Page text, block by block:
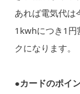
あれば電気代
1kwhにつき1円
クになります。
●カードのポイ